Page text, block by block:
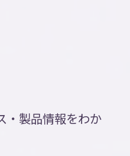
・製品情報をわか